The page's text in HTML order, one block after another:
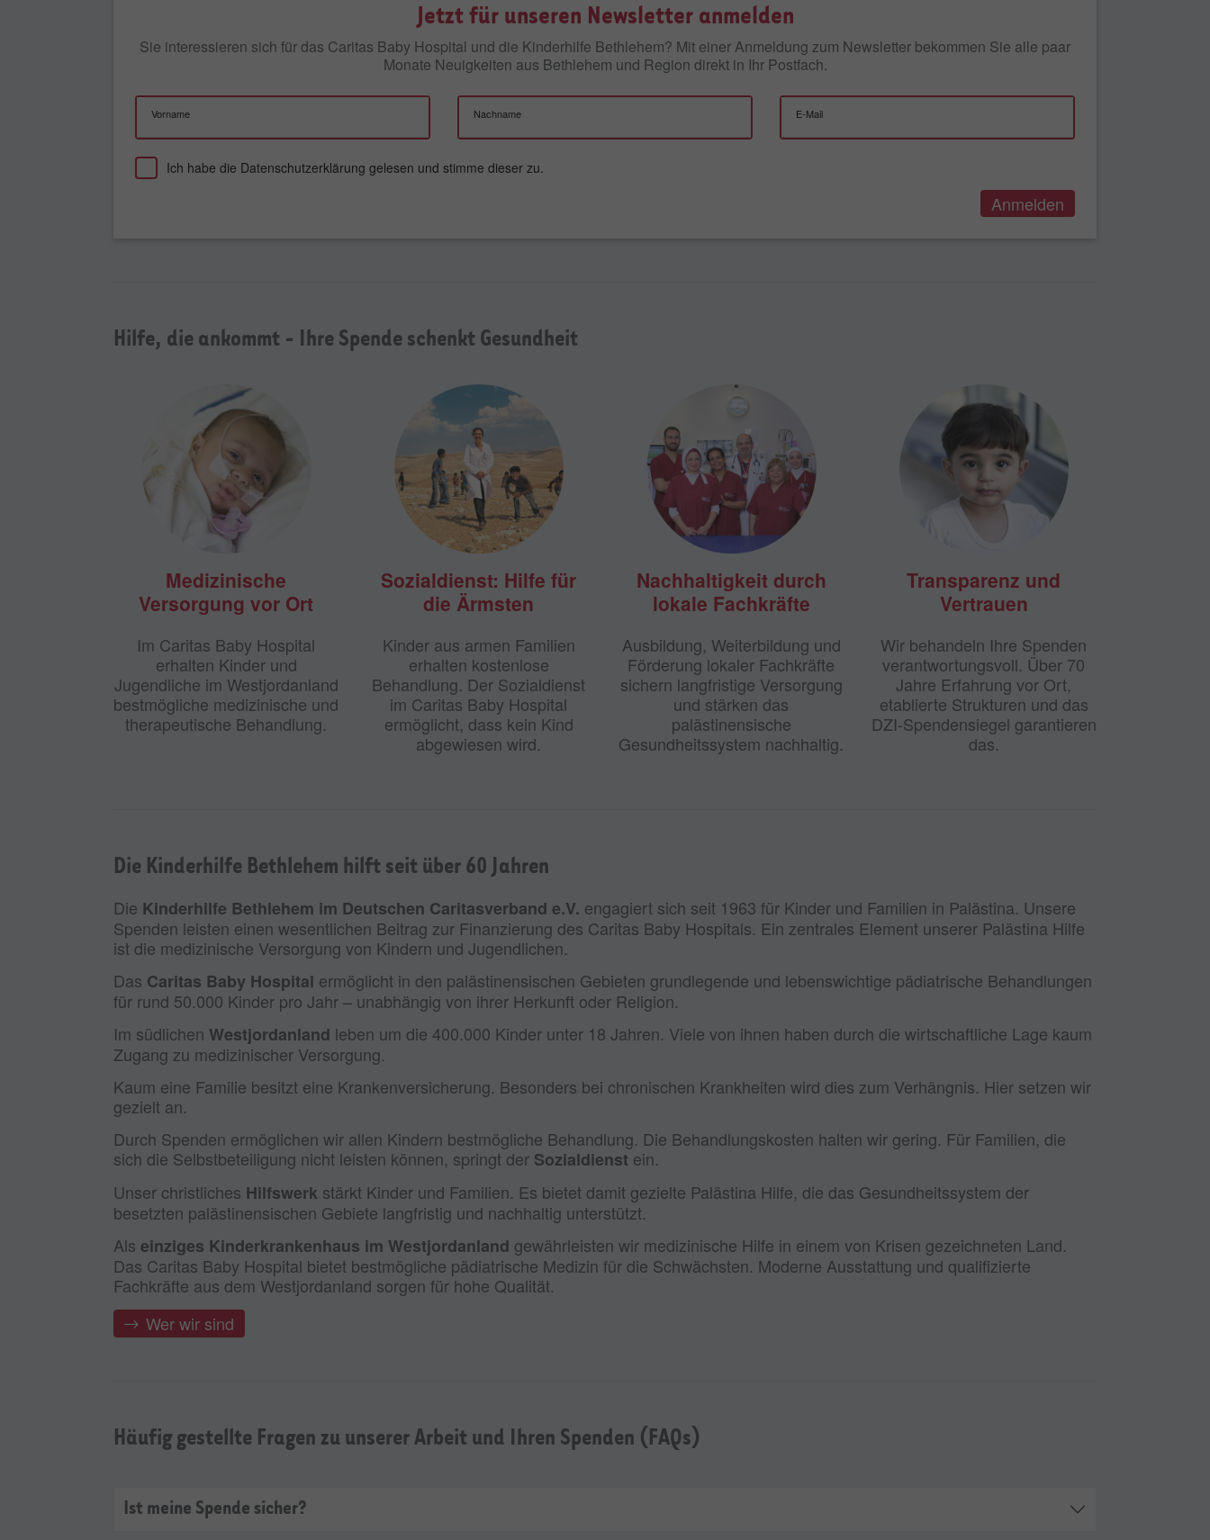
Jetzt für unseren Newsletter anmelden
Sie interessieren sich für das Caritas Baby Hospital und die Kinderhilfe Bethlehem? Mit einer Anmeldung zum Newsletter bekommen Sie alle paar
Monate Neuigkeiten aus Bethlehem und Region direkt in Ihr Postfach.
Vorname Nachname E-Mail
Ich habe die Datenschutzerklärung gelesen und stimme dieser zu.
Hilfe, die ankommt - Ihre Spende schenkt Gesundheit
Medizinische
Versorgung vor Ort
Im Caritas Baby Hospital
erhalten Kinder und
Jugendliche im Westjordanland
bestmögliche medizinische und
therapeutische Behandlung.
Sozialdienst: Hilfe für
die Ärmsten
Kinder aus armen Familien
erhalten kostenlose
Behandlung. Der Sozialdienst
im Caritas Baby Hospital
ermöglicht, dass kein Kind
abgewiesen wird.
Nachhaltigkeit durch
lokale Fachkräfte
Ausbildung, Weiterbildung und
Förderung lokaler Fachkräfte
sichern langfristige Versorgung
und stärken das
palästinensische
Gesundheitssystem nachhaltig.
Transparenz und
Vertrauen
Wir behandeln Ihre Spenden
verantwortungsvoll. Über 70
Jahre Erfahrung vor Ort,
etablierte Strukturen und das
DZI-Spendensiegel garantieren
das.
Die Kinderhilfe Bethlehem hilft seit über 60 Jahren
Die Kinderhilfe Bethlehem im Deutschen Caritasverband e.V. engagiert sich seit 1963 für Kinder und Familien in Palästina. Unsere
Spenden leisten einen wesentlichen Beitrag zur Finanzierung des Caritas Baby Hospitals. Ein zentrales Element unserer Palästina Hilfe
ist die medizinische Versorgung von Kindern und Jugendlichen.
Das Caritas Baby Hospital ermöglicht in den palästinensischen Gebieten grundlegende und lebenswichtige pädiatrische Behandlungen
für rund 50.000 Kinder pro Jahr – unabhängig von ihrer Herkunft oder Religion.
Im südlichen Westjordanland leben um die 400.000 Kinder unter 18 Jahren. Viele von ihnen haben durch die wirtschaftliche Lage kaum
Zugang zu medizinischer Versorgung.
Kaum eine Familie besitzt eine Krankenversicherung. Besonders bei chronischen Krankheiten wird dies zum Verhängnis. Hier setzen wir
gezielt an.
Durch Spenden ermöglichen wir allen Kindern bestmögliche Behandlung. Die Behandlungskosten halten wir gering. Für Familien, die
sich die Selbstbeteiligung nicht leisten können, springt der Sozialdienst ein.
Unser christliches Hilfswerk stärkt Kinder und Familien. Es bietet damit gezielte Palästina Hilfe, die das Gesundheitssystem der
besetzten palästinensischen Gebiete langfristig und nachhaltig unterstützt.
Als einziges Kinderkrankenhaus im Westjordanland gewährleisten wir medizinische Hilfe in einem von Krisen gezeichneten Land.
Das Caritas Baby Hospital bietet bestmögliche pädiatrische Medizin für die Schwächsten. Moderne Ausstattung und qualifizierte
Fachkräfte aus dem Westjordanland sorgen für hohe Qualität.
Wer wir sind
Häufig gestellte Fragen zu unserer Arbeit und Ihren Spenden (FAQs)
Ist meine Spende sicher?